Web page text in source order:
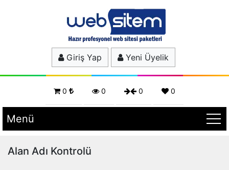
Giriş Yap Yeni Üyelik
0 0 0 0
Menü
Alan Adı Kontrolü